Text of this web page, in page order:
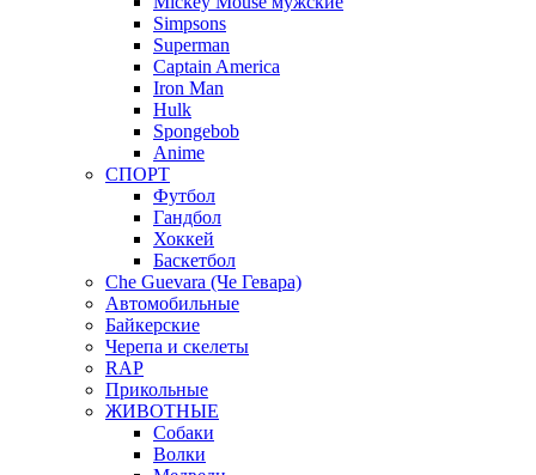
Simpsons
Superman
Captain America
Iron Man
Hulk
Spongebob
Anime
СПОРТ
Футбол
Гандбол
Хоккей
Баскетбол
Che Guevara (Че Гевара)
Автомобильные
Байкерские
Черепа и скелеты
RAP
Прикольные
ЖИВОТНЫЕ
Собаки
Волки